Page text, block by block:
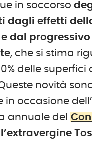
in soccorso
dagli effetti
dal
, che si stima
delle superfici
novità
in occasione
annuale del